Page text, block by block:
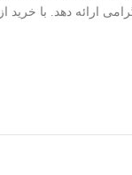
ارائه دهد. با خرید از